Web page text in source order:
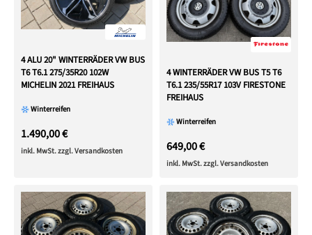
4 ALU 20" WINTERRÄDER VW BUS
T6 T6.1 275/35R20 102W
MICHELIN 2021 FREIHAUS
Winterreifen
1.490,00 €
inkl. MwSt. zzgl. Versandkosten
4 WINTERRÄDER VW BUS T5 T6
T6.1 235/55R17 103V FIRESTONE
FREIHAUS
Winterreifen
649,00 €
inkl. MwSt. zzgl. Versandkosten